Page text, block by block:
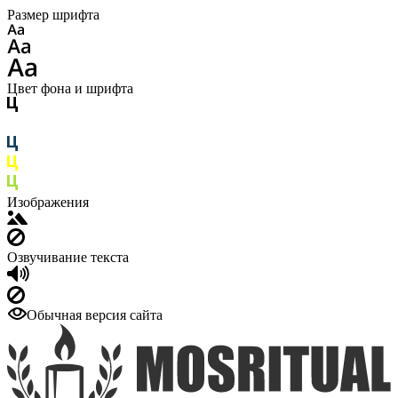
Размер шрифта
Цвет фона и шрифта
Изображения
Озвучивание текста
Обычная версия сайта